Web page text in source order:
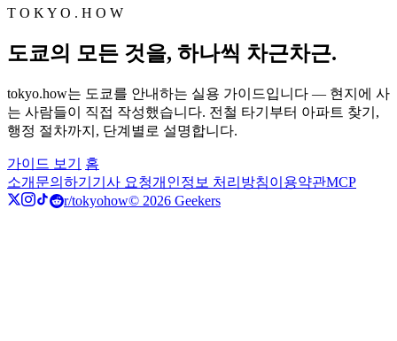
T O K Y O . H O W
도쿄의 모든 것을, 하나씩 차근차근.
tokyo.how는 도쿄를 안내하는 실용 가이드입니다 — 현지에 사
는 사람들이 직접 작성했습니다. 전철 타기부터 아파트 찾기,
행정 절차까지, 단계별로 설명합니다.
가이드 보기
홈
소개 문의하기 기사 요청개인정보 처리방침이용약관MCP
r/tokyohow© 2026 Geekers